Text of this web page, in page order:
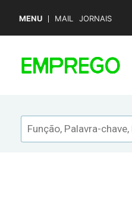
MENU MAIL JORNAIS